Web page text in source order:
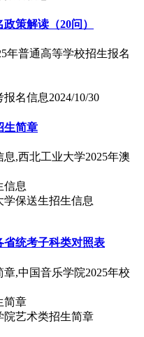
策解读（20问）
年普通高等学校招生报名
报名信息2024/10/30
生简章
,西北工业大学2025年澳
学保送生招生信息
省统考子科类对照表
,中国音乐学院2025年校
院艺术类招生简章